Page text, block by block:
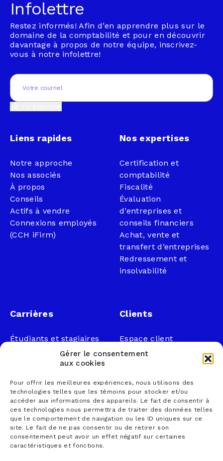
Gérer le consentement
aux cookies
Pour offrir les meilleures expériences, nous utilisons des
technologies telles que les témoins pour stocker et/ou
accéder aux informations des appareils. Le fait de consentir à
ces technologies nous permettra de traiter des données telles
que le comportement de navigation ou les ID uniques sur ce
site. Le fait de ne pas consentir ou de retirer son
consentement peut avoir un effet négatif sur certaines
caractéristiques et fonctions.
Infolettre
Restez informés! Afin d’en apprendre plus sur le
domaine de la comptabilité et pour en découvrir
davantage à propos de notre équipe, inscrivez-
vous à notre infolettre!
Email
Liens rapides
Notre approche
Nos associés
À propos
Conseils
Actifs à vendre
Connexions employés
(CCH iFirm)
Nos expertises
Certification et
comptabilité
Fiscalité
Évaluation
d’entreprises et
conseils financiers
Achat, vente et
transfert d’entreprises
Redressement et
insolvabilité
Carrières
Étudiants et stagiaires
Professionnels
Nous joindre
1 866 833-2114 (sans
frais)
courrier@lemieuxnolet
.ca
Contactez un syndic
Trouver un bureau
Clients
Espace client
Légal
Loi sur la faillite et
l’insolvabilité
Politique de
confidentialité
Politique sur la